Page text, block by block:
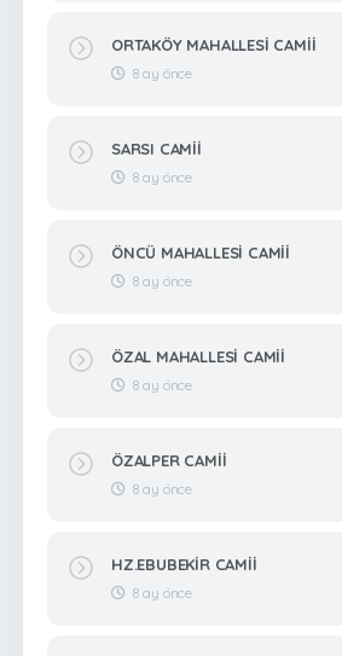
ORTAKÖY MAHALLESİ CAMİİ
8 ay önce
SARSI CAMİİ
8 ay önce
ÖNCÜ MAHALLESİ CAMİİ
8 ay önce
ÖZAL MAHALLESİ CAMİİ
8 ay önce
ÖZALPER CAMİİ
8 ay önce
HZ.EBUBEKİR CAMİİ
8 ay önce